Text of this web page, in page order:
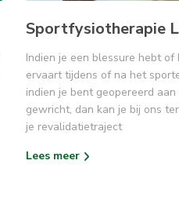
Sportfysiotherapie
Indien je een blessure hebt of
ervaart tijdens of na het
indien je bent geopereerd aan
gewricht, dan kan je bij ons
je revalidatietraject
Lees meer